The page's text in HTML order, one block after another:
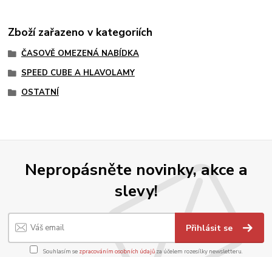
Zboží zařazeno v kategoriích
ČASOVĚ OMEZENÁ NABÍDKA
SPEED CUBE A HLAVOLAMY
OSTATNÍ
Nepropásněte novinky, akce a
slevy!
Přihlásit se
Souhlasím se zpracováním osobních údajůza účelem rozesílky newsletteru.